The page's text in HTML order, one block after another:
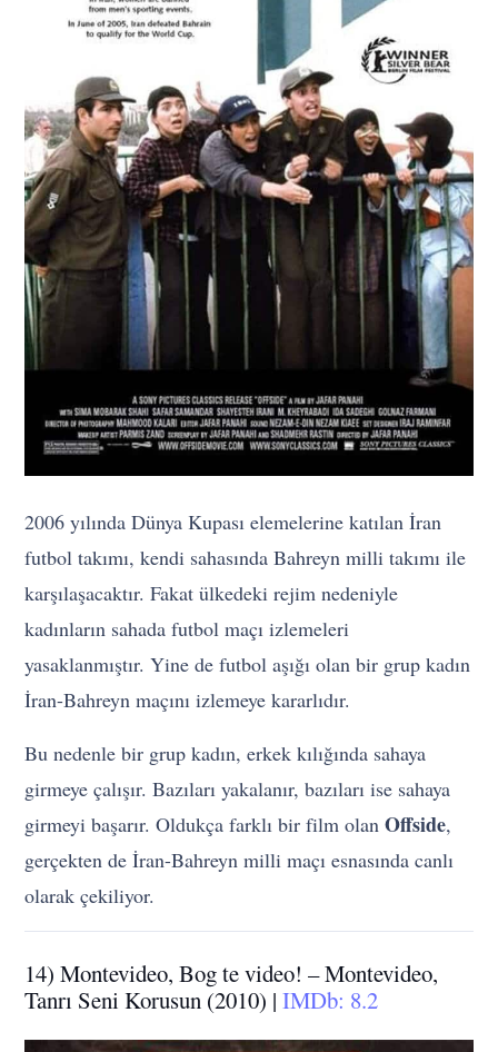
2006 yılında Dünya Kupası elemelerine katılan İran
futbol takımı, kendi sahasında Bahreyn milli takımı ile
karşılaşacaktır. Fakat ülkedeki rejim nedeniyle
kadınların sahada futbol maçı izlemeleri
yasaklanmıştır. Yine de futbol aşığı olan bir grup kadın
İran-Bahreyn maçını izlemeye kararlıdır.
Bu nedenle bir grup kadın, erkek kılığında sahaya
girmeye çalışır. Bazıları yakalanır, bazıları ise sahaya
girmeyi başarır. Oldukça farklı bir film olanOffside,
gerçekten de İran-Bahreyn milli maçı esnasında canlı
olarak çekiliyor.
14) Montevideo, Bog te video! – Montevideo,
Tanrı Seni Korusun (2010) |IMDb: 8.2